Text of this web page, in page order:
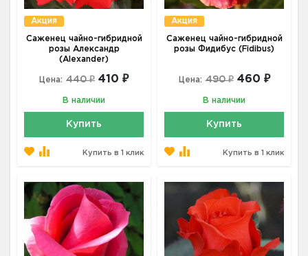
Акция
Саженец чайно-гибридной
розы Александр
(Alexander)
Цена: 440 ₽ 410 ₽
В наличии
Купить
Купить в 1 клик
Акция
Саженец чайно-гибридной
розы Фидибус (Fidibus)
Цена: 490 ₽ 460 ₽
В наличии
Купить
Купить в 1 клик